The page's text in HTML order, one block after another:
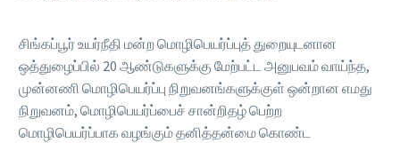
சிங்கப்பூர் உயர்நீதி மன்ற மொழிபெயர்ப்புத் துறையுடனான
ஒத்துழைப்பில் 20 ஆண்டுகளுக்கு மேற்பட்ட அனுபவம் வாய்ந்த,
முன்னணி மொழிபெயர்ப்பு நிறுவனங்களுக்குள் ஒன்றான எமது
நிறுவனம், மொழிபெயர்ப்பைச் சான்றிதழ் பெற்ற
மொழிபெயர்ப்பாக வழங்கும் தனித்தன்மை கொண்ட